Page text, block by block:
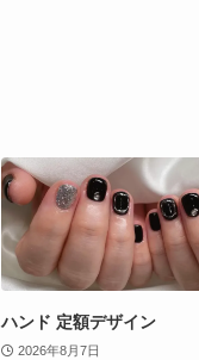
ハンド 定額デザイン
2026年8月7日